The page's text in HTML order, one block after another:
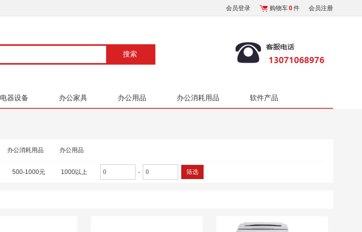
会员登录 购物车0件 会员注册
电器设备 办公家具 办公用品 办公消耗用品 软件产品
办公消耗用品 办公用品
500-1000元 1000以上 - 筛选